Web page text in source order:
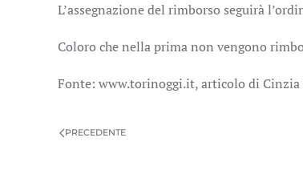
L’assegnazione del rimborso seguirà
Coloro che nella prima non vengono
Fonte: www.torinoggi.it, articolo di Cinzia
PRECEDENTE